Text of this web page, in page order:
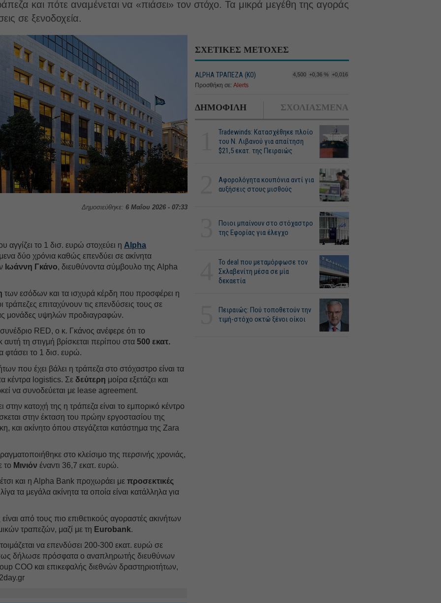
και πότε αναμένεται να «πιάσει» τον στόχο. Τα μικρά μεγέθη της αγοράς
σε ξενοδοχεία.
Δημοσιεύθηκε: 6 Μαΐου 2026 - 07:33
αγγίζει το 1 δισ. ευρώ στοχεύει η Alpha
δύο χρόνια καθώς επενδύει σε ακίνητα
Ιωάννη Γκάνο, διευθύνοντα σύμβουλο της Alpha
των εσόδων και τα ισχυρά κέρδη που προσφέρει η
τράπεζες επιταχύνουν τις επενδύσεις τους σε
μονάδες υψηλών προδιαγραφών.
RED, ο κ. Γκάνος ανέφερε ότι το
τη στιγμή βρίσκεται περίπου στα500 εκατ.
φτάσει το 1 δισ. ευρώ.
που έχει βάλει η τράπεζα στο στόχαστρο είναι τα
κέντρα logistics. Σεδεύτερη μοίρα εξετάζει και
να συνοδεύεται με lease agreement.
κατοχή της η τράπεζα είναι το εμπορικό κέντρο
στην έκταση του πρώην εργοστασίου της
και ακίνητο όπου στεγάζεται κατάστημα της Zara
στο κλείσιμο της περσινής χρονιάς,
το Μινιόν έναντι 36,7 εκατ. ευρώ.
και η Αlpha Βank προχωράει μεπροσεκτικές
τα μεγάλα ακίνητα τα οποία είναι κατάλληλα για
από τους πιο επιθετικούς αγοραστές ακινήτων
τραπεζών, μαζί με τη Eurobank.
να επενδύσει 200-300 εκατ. ευρώ σε
δήλωσε πρόσφατα ο αναπληρωτής διευθύνων
COO και επικεφαλής διεθνών δραστηριοτήτων,
ΣΧΕΤΙΚΕΣ ΜΕΤΟΧΕΣ
ALPHA ΤΡΑΠΕΖΑ (ΚΟ) 4,500 +0,36 % +0,016
Προσθήκη σε: Alerts
ΔΗΜΟΦΙΛΗ ΣΧΟΛΙΑΣΜΕΝΑ
Tradewinds: Κατασχέθηκε πλοίο
του Ν. Λιβανού για απαίτηση
$21,5 εκατ. της Πειραιώς
Αφορολόγητα κουπόνια αντί για
αυξήσεις στους μισθούς
Ποιοι μπαίνουν στο στόχαστρο
της Εφορίας για έλεγχο
Το deal που μεταμόρφωσε τον
Σκλαβενίτη μέσα σε μία
δεκαετία
Πειραιώς: Πού τοποθετούν την
τιμή-στόχο οκτώ ξένοι οίκοι